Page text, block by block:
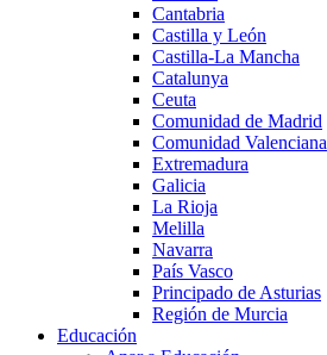
Cantabria
Castilla y León
Castilla-La Mancha
Catalunya
Ceuta
Comunidad de Madrid
Comunidad Valenciana
Extremadura
Galicia
La Rioja
Melilla
Navarra
País Vasco
Principado de Asturias
Región de Murcia
Educación